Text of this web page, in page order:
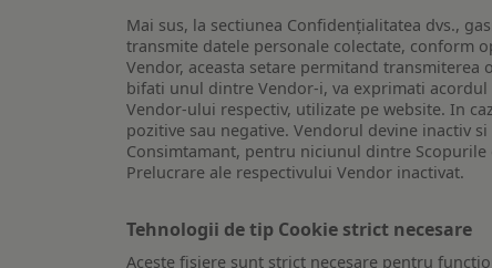
Mai sus, la sectiunea Confidențialitatea dvs.,
transmite datele personale colectate, conform
Vendor, aceasta setare permitand
bifati unul dintre Vendor-i, va exprimati
Vendor-ului respectiv, utilizate pe website. In
pozitive sau negative. Vendorul devine inactiv
Consimtamant, pentru niciunul dintre
Prelucrare ale respectivului Vendor inactivat.
Tehnologii de tip Cookie strict necesare
Aceste fisiere sunt strict necesare pentru